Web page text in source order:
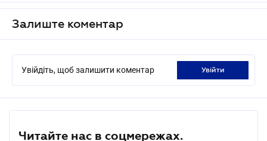
Залиште коментар
Увійдіть, щоб залишити коментар увійти
Читайте нас в соцмережах.